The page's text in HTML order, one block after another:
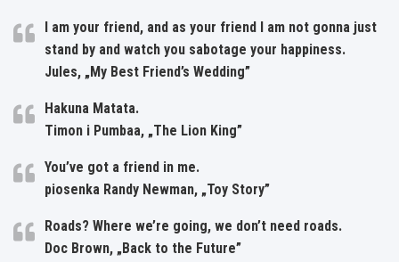
I am your friend, and as your friend I am not gonna just
stand by and watch you sabotage your happiness.
Jules, „My Best Friend’s Wedding”
Hakuna Matata.
Timon i Pumbaa, „The Lion King”
You’ve got a friend in me.
piosenka Randy Newman, „Toy Story”
Roads? Where we’re going, we don’t need roads.
Doc Brown, „Back to the Future”